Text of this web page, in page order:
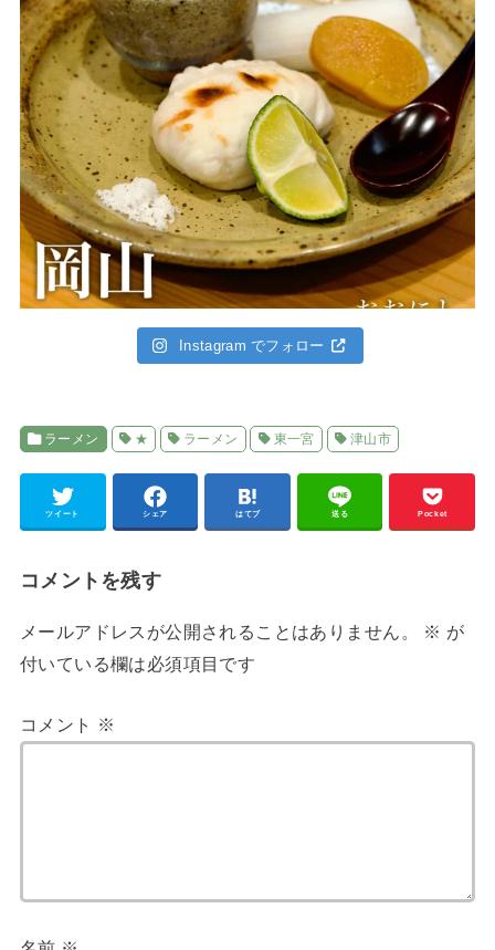
Instagram でフォロー
ラーメン ★ ラーメン 東一宮 津山市
ツイート シェア はてブ 送る Pocket
コメントを残す
メールアドレスが公開されることはありません。 ※ が
付いている欄は必須項目です
コメント ※